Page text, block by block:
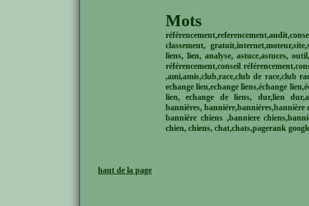
classement,
liens, lien, analyse, astuce,astuces,
référencement,conseil
,ami,amis,club,race,club de race,club
echange lien,echange liens,échange
lien, echange de liens, dur,lien
bannières, banniére,banniéres,bannière
bannière chiens ,banniere
chien, chiens, chat,chats,pagerank
haut de la page